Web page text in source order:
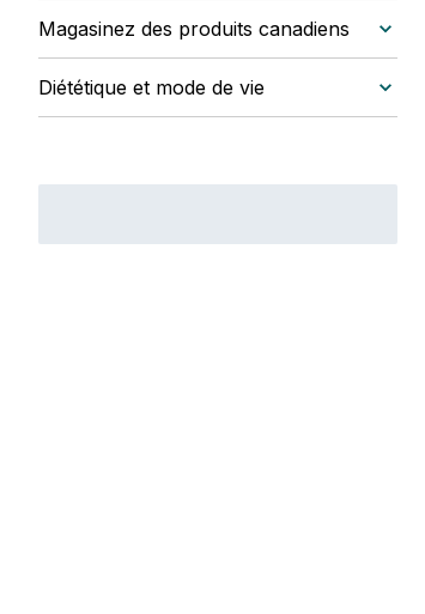
Magasinez des produits canadiens
Diététique et mode de vie